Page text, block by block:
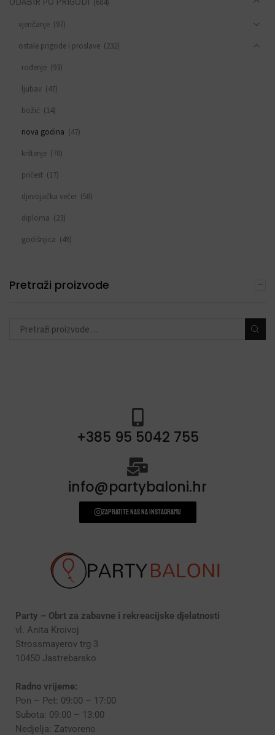
vjenčanje (97)
ostale prigode i proslave (232)
rođenje (93)
ljubav (47)
božić (14)
nova godina (47)
krštenje (70)
pričest (17)
djevojačka večer (58)
diploma (23)
godišnjica (49)
DEKORACIJE S BALONIMA
DODACI ZA PROSLAVE
Pretraži proizvode
+385 95 5042 755
info@partybaloni.hr
Zapratite nas na instagramu
Party – Obrt za zabavne i rekreacijske djelatnosti
vl. Anita Krcivoj
Strossmayerov trg 3
10450 Jastrebarsko
Radno vrijeme:
Pon – Pet: 09:00 – 17:00
Subota: 09:00 – 13:00
Nedjelja: Zatvoreno